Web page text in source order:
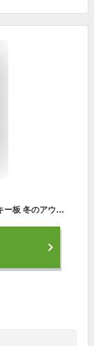
ミニスキー板 ショートスキー 初心者スキー ミニスキー板 冬のアウトドア 雪地 ポータブル 調整可能 スキー板 セット 帯収納 (大人用カラード)